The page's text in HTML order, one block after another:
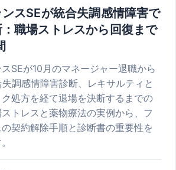
スSEが統合失調感情障害で
職場ストレスから回復まで
SEが10月のマネージャー退職から
調感情障害診断、レキサルティと
処方を経て退場を決断するまでの
トレスと薬物療法の実例から、フ
契約解除手順と診断書の重要性を